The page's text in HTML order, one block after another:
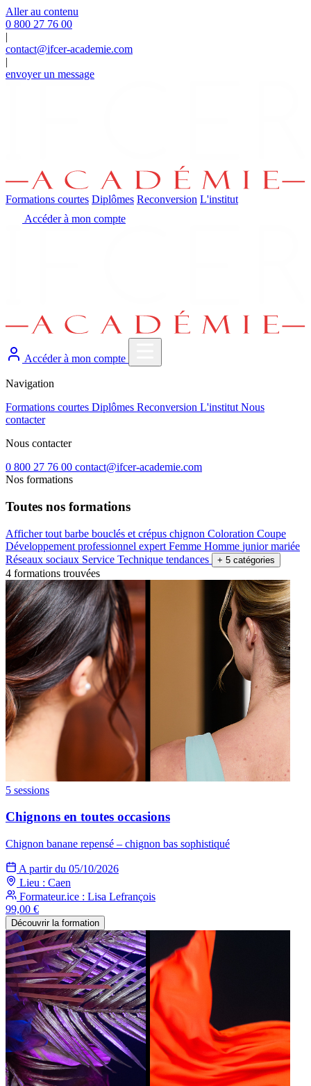
Panneau de gestion des cookies
Aller au contenu
0 800 27 76 00
|
contact@ifcer-academie.com
|
envoyer un message
Formations courtes Diplômes Reconversion L'institut
Accéder à mon compte
Accéder à mon compte
Navigation
Formations courtes Diplômes Reconversion L'institut Nous
contacter
Nous contacter
0 800 27 76 00 contact@ifcer-academie.com
Nos formations
Toutes nos formations
Afficher tout barbe bouclés et crépus chignon Coloration Coupe
Développement professionnel expert Femme Homme juniormariée
Réseaux sociaux Service Technique tendances + 5 catégories
4 formations trouvées
5 sessions
Chignons en toutes occasions
Chignon banane repensé – chignon bas sophistiqué
A partir du 05/10/2026
Lieu : Caen
Formateur.ice : Lisa Lefrançois
99,00 €
Découvrir la formation